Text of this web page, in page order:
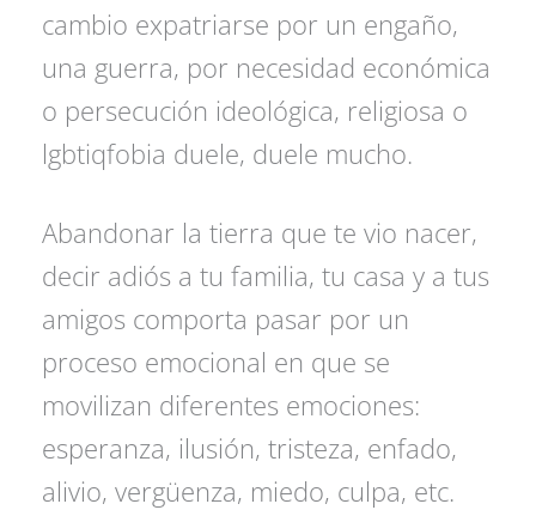
cambio expatriarse por un engaño,
una guerra, por necesidad económica
o persecución ideológica, religiosa o
lgbtiqfobia duele, duele mucho.
Abandonar la tierra que te vio nacer,
decir adiós a tu familia, tu casa y a tus
amigos comporta pasar por un
proceso emocional en que se
movilizan diferentes emociones:
esperanza, ilusión, tristeza, enfado,
alivio, vergüenza, miedo, culpa, etc.